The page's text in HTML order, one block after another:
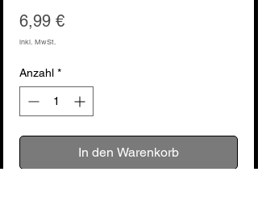
6,99 €Preis
inkl. MwSt.
Anzahl *
In den Warenkorb